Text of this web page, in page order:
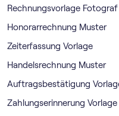
Rechnungsvorlage Fotograf
Honorarrechnung Muster
Zeiterfassung Vorlage
Handelsrechnung Muster
Auftragsbestätigung
Zahlungserinnerung Vorlage